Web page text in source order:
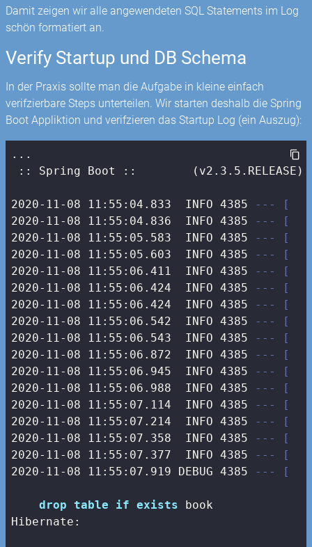
Damit zeigen wir alle angewendeten SQL Statements im Log
schön formatiert an.
Verify Startup und DB Schema
In der Praxis sollte man die Aufgabe in kleine einfach
verifzierbare Steps unterteilen. Wir starten deshalb die Spring
Boot Appliktion und verifzieren das Startup Log (ein Auszug):
...
:: Spring Boot ::        (v2.3.5.RELEASE)
2020-11-08 11:55:04.833  INFO 4385 --- [
2020-11-08 11:55:04.836  INFO 4385 --- [
2020-11-08 11:55:05.583  INFO 4385 --- [
2020-11-08 11:55:05.603  INFO 4385 --- [
2020-11-08 11:55:06.411  INFO 4385 --- [
2020-11-08 11:55:06.424  INFO 4385 --- [
2020-11-08 11:55:06.424  INFO 4385 --- [
2020-11-08 11:55:06.542  INFO 4385 --- [
2020-11-08 11:55:06.543  INFO 4385 --- [
2020-11-08 11:55:06.872  INFO 4385 --- [
2020-11-08 11:55:06.945  INFO 4385 --- [
2020-11-08 11:55:06.988  INFO 4385 --- [
2020-11-08 11:55:07.114  INFO 4385 --- [
2020-11-08 11:55:07.214  INFO 4385 --- [
2020-11-08 11:55:07.358  INFO 4385 --- [
2020-11-08 11:55:07.377  INFO 4385 --- [
2020-11-08 11:55:07.919 DEBUG 4385 --- [
drop table if exists book
Hibernate: